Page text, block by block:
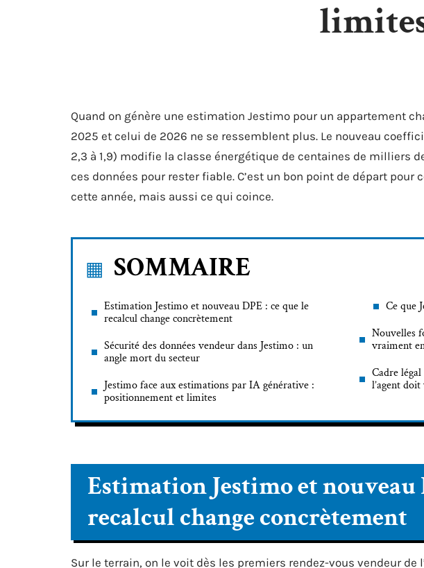
Quand on génère une estimation Jestimo pour un appartement
2025 et celui de 2026 ne se ressemblent plus. Le nouveau
2,3 à 1,9) modifie la classe énergétique de centaines de milliers
ces données pour rester fiable. C’est un bon point de départ pour
cette année, mais aussi ce qui coince.
SOMMAIRE
Estimation Jestimo et nouveau DPE : ce que le
recalcul change concrètement
Sécurité des données vendeur dans Jestimo : un
angle mort du secteur
Jestimo face aux estimations par IA générative :
positionnement et limites
Ce que
Nouvelles
vraiment
Cadre
l’agent
Estimation Jestimo et nouveau
recalcul change concrètement
Sur le terrain, on le voit dès les premiers rendez-vous vendeur de